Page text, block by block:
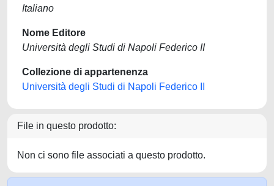
Italiano
Nome Editore
Università degli Studi di Napoli Federico II
Collezione di appartenenza
Università degli Studi di Napoli Federico II
File in questo prodotto:
Non ci sono file associati a questo prodotto.